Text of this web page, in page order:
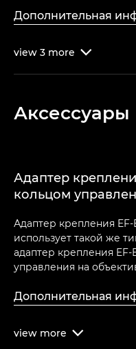
Дополнительная
view 3 more 
Аксессуары
Адаптер
кольцом
Адаптер крепления
использует такой же
адаптер крепления EF-
управления на
Дополнительная
view more 